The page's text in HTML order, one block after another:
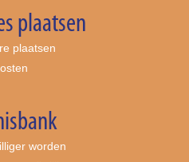
plaatsen
plaatsen
worden